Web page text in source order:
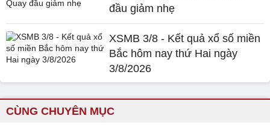
đầu giảm nhẹ
XSMB 3/8 - Kết quả xổ số miền
Bắc hôm nay thứ Hai ngày
3/8/2026
CÙNG CHUYÊN MỤC